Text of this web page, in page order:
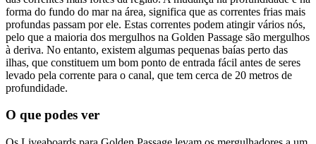
forma do fundo do mar na área, significa que as correntes frias mais
profundas passam por ele. Estas correntes podem atingir vários nós,
pelo que a maioria dos mergulhos na Golden Passage são mergulhos
à deriva. No entanto, existem algumas pequenas baías perto das
ilhas, que constituem um bom ponto de entrada fácil antes de seres
levado pela corrente para o canal, que tem cerca de 20 metros de
profundidade.
O que podes ver